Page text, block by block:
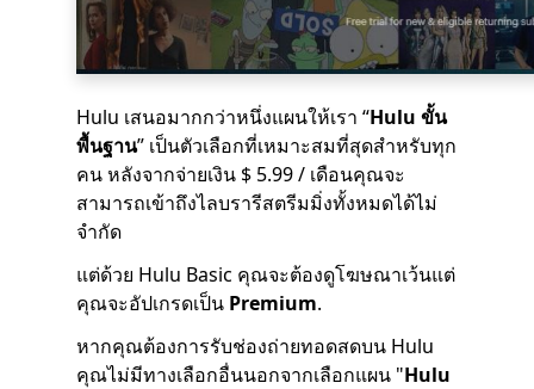
Hulu เสนอมากกว่าหนึ่งแผนให้เรา “Hulu ขั้น
พื้นฐาน” เป็นตัวเลือกที่เหมาะสมที่สุดสำหรับทุก
คน หลังจากจ่ายเงิน $ 5.99 / เดือนคุณจะ
สามารถเข้าถึงไลบรารีสตรีมมิ่งทั้งหมดได้ไม่
จำกัด
แต่ด้วย Hulu Basic คุณจะต้องดูโฆษณาเว้นแต่
คุณจะอัปเกรดเป็น Premium.
หากคุณต้องการรับช่องถ่ายทอดสดบน Hulu
คุณไม่มีทางเลือกอื่นนอกจากเลือกแผน "Hulu